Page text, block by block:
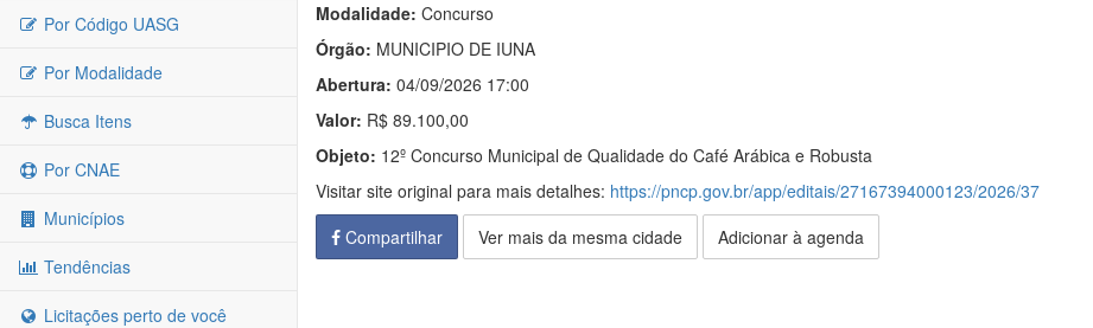
Por Código UASG
Por Modalidade
Busca Itens
Por CNAE
Municípios
Tendências
Licitações perto de você
Modalidade: Concurso
Órgão: MUNICIPIO DE IUNA
Abertura: 04/09/2026 17:00
Valor: R$ 89.100,00
Objeto: 12º Concurso Municipal de Qualidade do Café Arábica e Robusta
Visitar site original para mais detalhes: https://pncp.gov.br/app/editais/27167394000123/2026/37
Compartilhar
Ver mais da mesma cidade Adicionar à agenda